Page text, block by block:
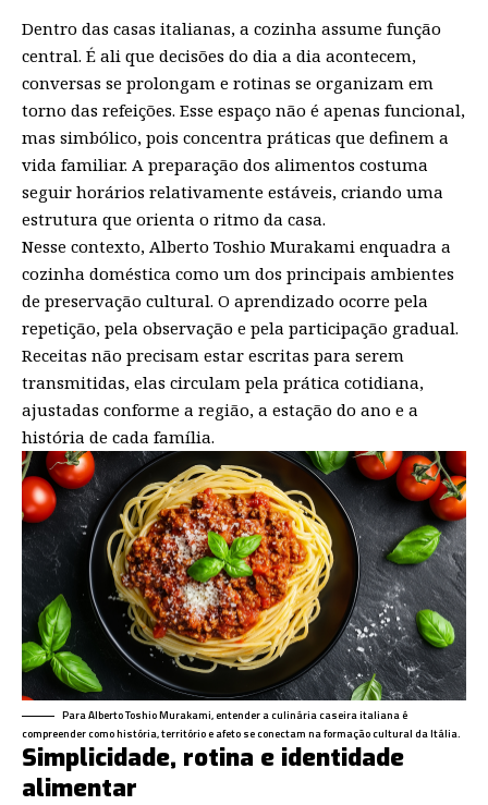
Dentro das casas italianas, a cozinha assume função
central. É ali que decisões do dia a dia acontecem,
conversas se prolongam e rotinas se organizam em
torno das refeições. Esse espaço não é apenas funcional,
mas simbólico, pois concentra práticas que definem a
vida familiar. A preparação dos alimentos costuma
seguir horários relativamente estáveis, criando uma
estrutura que orienta o ritmo da casa.
Nesse contexto, Alberto Toshio Murakami enquadra a
cozinha doméstica como um dos principais ambientes
de preservação cultural. O aprendizado ocorre pela
repetição, pela observação e pela participação gradual.
Receitas não precisam estar escritas para serem
transmitidas, elas circulam pela prática cotidiana,
ajustadas conforme a região, a estação do ano e a
história de cada família.
Para Alberto Toshio Murakami, entender a culinária caseira italiana é
compreender como história, território e afeto se conectam na formação cultural da Itália.
Simplicidade, rotina e identidade
alimentar